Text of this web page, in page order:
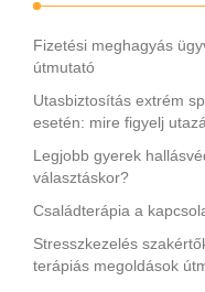
Fizetési meghagyás
útmutató
Utasbiztosítás extrém
esetén: mire figyelj
Legjobb gyerek
választáskor?
Családterápia a
Stresszkezelés
terápiás megoldások